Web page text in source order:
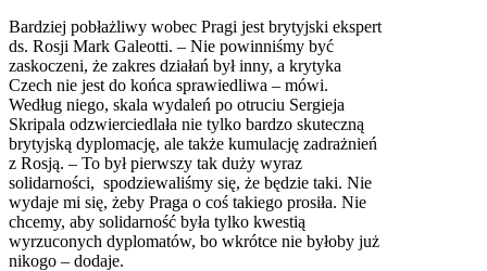
Bardziej pobłażliwy wobec Pragi jest brytyjski ekspert
ds. Rosji Mark Galeotti. – Nie powinniśmy być
zaskoczeni, że zakres działań był inny, a krytyka
Czech nie jest do końca sprawiedliwa – mówi.
Według niego, skala wydaleń po otruciu Sergieja
Skripala odzwierciedlała nie tylko bardzo skuteczną
brytyjską dyplomację, ale także kumulację zadrażnień
z Rosją. – To był pierwszy tak duży wyraz
solidarności, spodziewaliśmy się, że będzie taki. Nie
wydaje mi się, żeby Praga o coś takiego prosiła. Nie
chcemy, aby solidarność była tylko kwestią
wyrzuconych dyplomatów, bo wkrótce nie byłoby już
nikogo – dodaje.